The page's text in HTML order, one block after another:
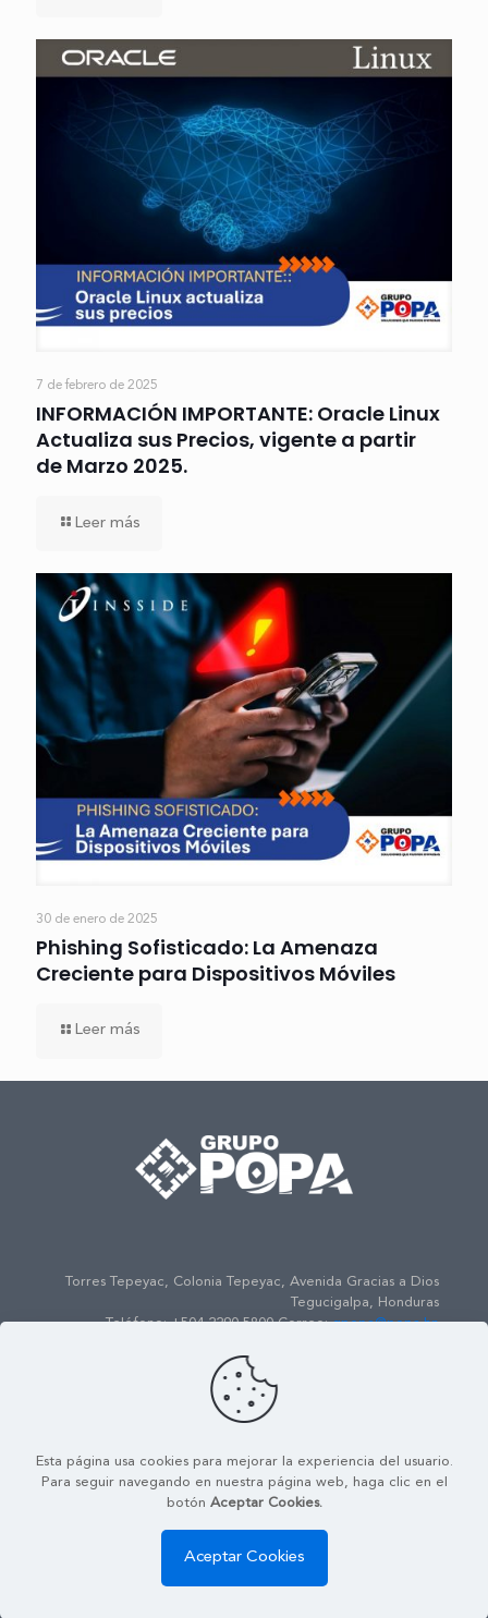
7 de febrero de 2025
INFORMACIÓN IMPORTANTE: Oracle Linux
Actualiza sus Precios, vigente a partir
de Marzo 2025.
Leer más
30 de enero de 2025
Phishing Sofisticado: La Amenaza
Creciente para Dispositivos Móviles
Leer más
Torres Tepeyac, Colonia Tepeyac, Avenida Gracias a Dios
Tegucigalpa, Honduras
Teléfono: +504 2290-5800 Correo:gpopa@popa.hn
| Todos los Derechos Reservados |
Mapa de Sitio Contáctenos
Política de Seguridad de la
Información
Esta página usa cookies para mejorar la experiencia del usuario.
Para seguir navegando en nuestra página web, haga clic en el
botón Aceptar Cookies.
Aceptar Cookies